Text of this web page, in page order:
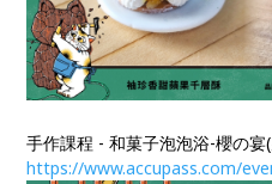
手作課程 - 和菓子泡泡浴-櫻の宴
https://www.accupass.com/